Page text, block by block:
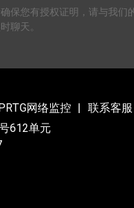
保您有授权证明，请与我们
聊天。
网络监控 联系客服
612单元